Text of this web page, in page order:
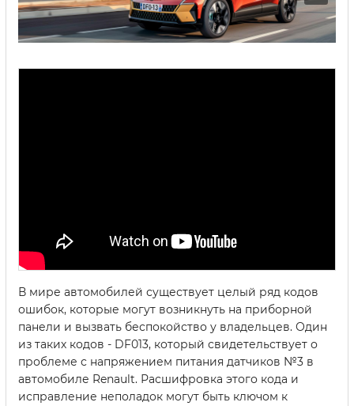
В мире автомобилей существует целый ряд кодов
ошибок, которые могут возникнуть на приборной
панели и вызвать беспокойство у владельцев. Один
из таких кодов - DF013, который свидетельствует о
проблеме с напряжением питания датчиков №3 в
автомобиле Renault. Расшифровка этого кода и
исправление неполадок могут быть ключом к